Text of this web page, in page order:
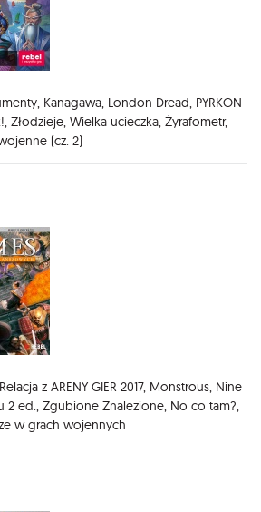
Kanagawa, London Dread, PYRKON
Złodzieje, Wielka ucieczka, Żyrafometr,
(cz. 2)
z ARENY GIER 2017, Monstrous, Nine
2 ed., Zgubione Znalezione, No co tam?,
w grach wojennych